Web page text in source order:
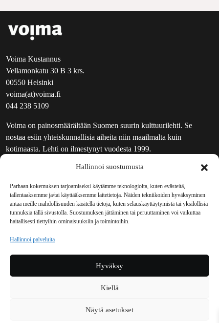
Hallinnoi suostumusta
Parhaan kokemuksen tarjoamiseksi käytämme teknologioita, kuten evästeitä,
tallentaaksemme ja/tai käyttääksemme laitetietoja. Näiden tekniikoiden hyväksyminen
antaa meille mahdollisuuden käsitellä tietoja, kuten selauskäyttäytymistä tai yksilöllisiä
tunnuksia tällä sivustolla. Suostumuksen jättäminen tai peruuttaminen voi vaikuttaa
haitallisesti tiettyihin ominaisuuksiin ja toimintoihin.
Hallinnoi palveluita
Hyväksy
Kiellä
Näytä asetukset
Voima Kustannus
Vellamonkatu 30 B 3 krs.
00550 Helsinki
voima(at)voima.fi
044 238 5109
Voima on painosmäärältään Suomen suurin kulttuurilehti. Se
nostaa esiin yhteiskunnallisia aiheita niin maailmalta kuin
kotimaasta. Lehti on ilmestynyt vuodesta 1999.
UUTISKIRJE
MAINOSTAJILLE
VASTAMAINOKSET
JAKELUPAIKAT
REKISTERISELOSTE
TILAUKSEN PERUUTUSPYYNTÖ
TILAUSOHJEET JA -EHDOT